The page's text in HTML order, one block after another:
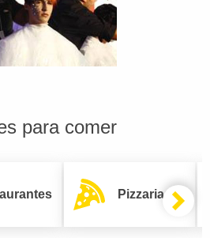
para comer
Pizzarias